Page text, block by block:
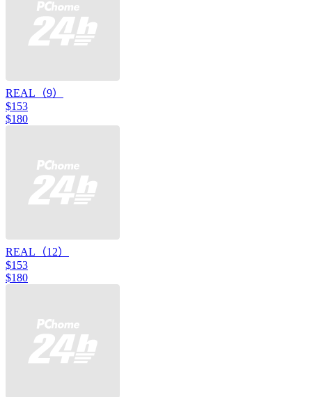
REAL（9）
$153
$180
REAL（12）
$153
$180